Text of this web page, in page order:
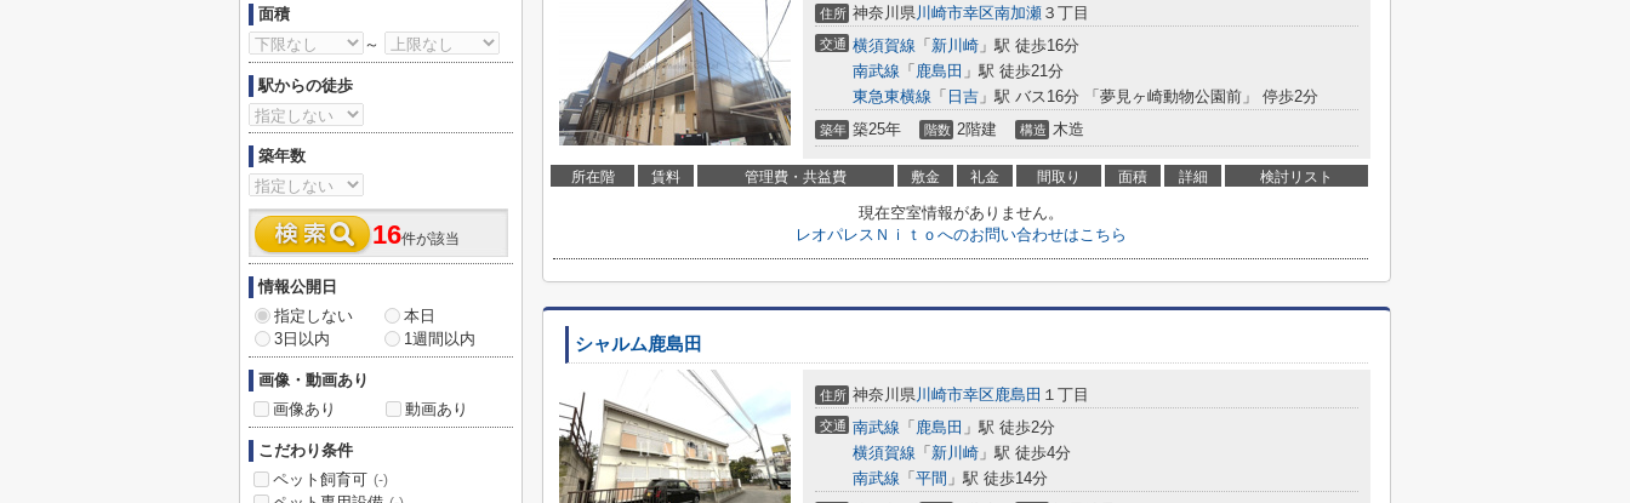
住所 神奈川県川崎市幸区南加瀬 ３丁目
交通 横須賀線 「 新川崎 」駅 徒歩16分
南武線 「 鹿島田 」駅 徒歩21分
東急東横線 「 日吉 」駅 バス16分 「夢見ヶ崎動物公園前」 停歩2分
築年 築25年 階数 2階建 構造 木造
所在階 賃料 管理費・共益費 敷金 礼金 間取り 面積 詳細 検討リスト
現在空室情報がありません。
レオパレスＮｉｔｏへのお問い合わせはこちら
シャルム鹿島田
住所 神奈川県川崎市幸区鹿島田 １丁目
交通 南武線 「 鹿島田 」駅 徒歩2分
横須賀線 「 新川崎 」駅 徒歩4分
南武線 「 平間 」駅 徒歩14分
面積
～
駅からの徒歩
築年数
16件が該当
情報公開日
指定しない
本日
3日以内
1週間以内
画像・動画あり
画像あり
動画あり
こだわり条件
ペット飼育可 (-)